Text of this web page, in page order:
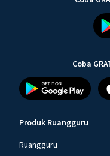
Coba
Produk Ruangguru
Ruangguru